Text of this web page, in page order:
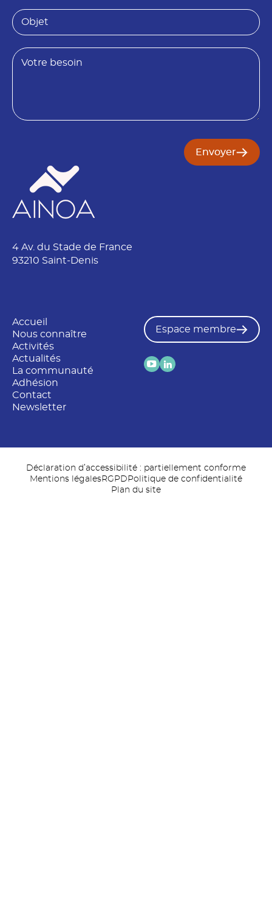
é
t
O
b
t
B
e
n
Envoyer
4 Av. du Stade de France
93210 Saint-Denis
Accueil
Nous connaître
Activités
Actualités
La communauté
Adhésion
Contact
Newsletter
Espace membre
Déclaration d’accessibilité : partiellement conforme
Mentions légalesRGPD Politique de confidentialité
Plan du site